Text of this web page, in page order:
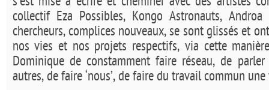
collectif Eza Possibles, Kongo Astronauts,
chercheurs, complices nouveaux, se sont glissés et
nos vies et nos projets respectifs, via cette
Dominique de constamment faire réseau, de
autres, de faire ‘nous’, de faire du travail commun une